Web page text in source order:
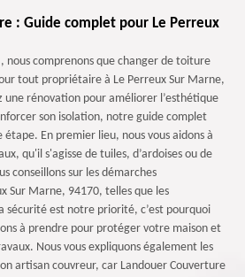
: Guide complet pour Le Perreux
nous comprenons que changer de toiture
tout propriétaire à Le Perreux Sur Marne,
une rénovation pour améliorer l’esthétique
son isolation, notre guide complet
étape. En premier lieu, nous vous aidons à
qu'il s'agisse de tuiles, d’ardoises ou de
conseillons sur les démarches
Sur Marne, 94170, telles que les
sécurité est notre priorité, c’est pourquoi
à prendre pour protéger votre maison et
Nous vous expliquons également les
artisan couvreur, car Landouer Couverture